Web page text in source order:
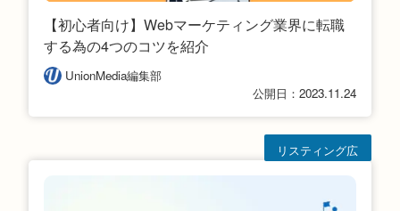
【初心者向け】Webマーケティング業界に転職
する為の4つのコツを紹介
UnionMedia編集部
公開日：2023.11.24
リスティング広